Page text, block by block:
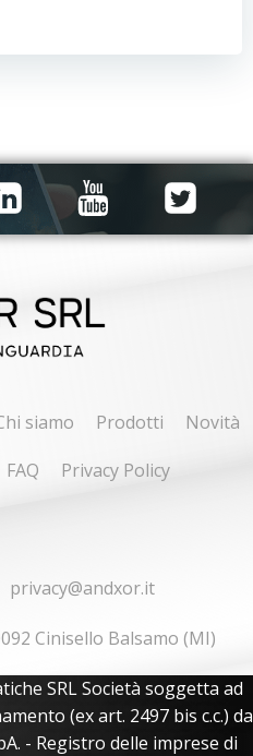
siamo Prodotti
Novità
FAQ
Privacy Policy
privacy@andxor.it
Cinisello Balsamo (MI)
SRL Società soggetta ad
(ex art. 2497 bis c.c.) da
- Registro delle imprese di